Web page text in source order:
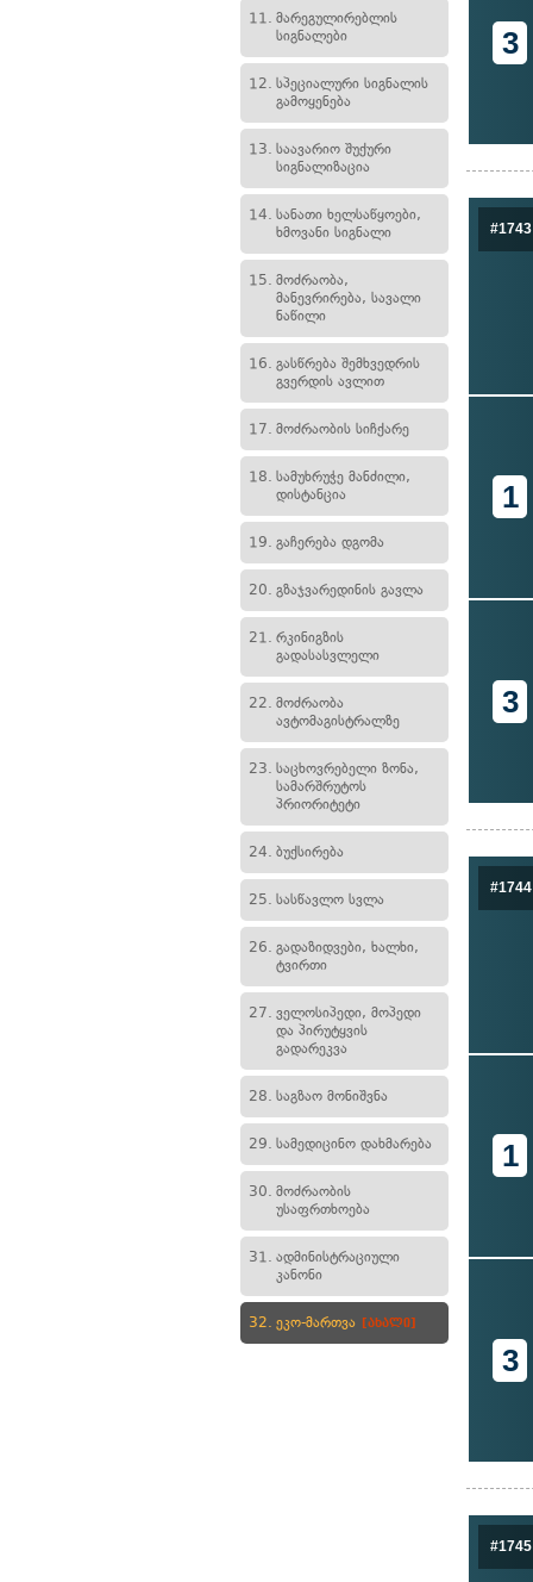
11. მარეგულირებლის
სიგნალები
12. სპეციალური სიგნალის
გამოყენება
13. საავარიო შუქური
სიგნალიზაცია
14. სანათი ხელსაწყოები,
ხმოვანი სიგნალი
15. მოძრაობა,
მანევრირება, სავალი
ნაწილი
16. გასწრება შემხვედრის
გვერდის ავლით
17. მოძრაობის სიჩქარე
18. სამუხრუჭე მანძილი,
დისტანცია
19. გაჩერება დგომა
20. გზაჯვარედინის გავლა
21. რკინიგზის
გადასასვლელი
22. მოძრაობა
ავტომაგისტრალზე
23. საცხოვრებელი ზონა,
სამარშრუტოს
პრიორიტეტი
24. ბუქსირება
25. სასწავლო სვლა
26. გადაზიდვები, ხალხი,
ტვირთი
27. ველოსიპედი, მოპედი
და პირუტყვის
გადარეკვა
28. საგზაო მონიშვნა
29. სამედიცინო დახმარება
30. მოძრაობის
უსაფრთხოება
31. ადმინისტრაციული
კანონი
32. ეკო-მართვა [ახალი]
3
#1743
1
3
#1744
1
3
#1745